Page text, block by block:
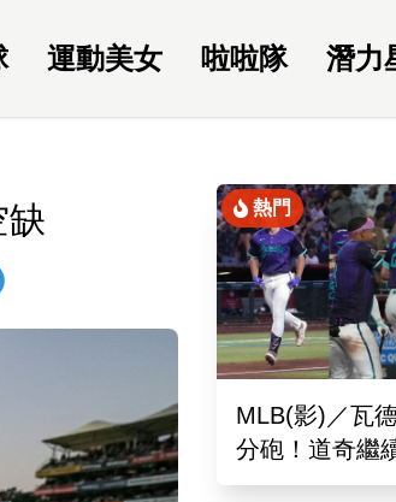
運動美女 啦啦隊 潛力
熱門
MLB(影)／瓦
分砲！道奇繼